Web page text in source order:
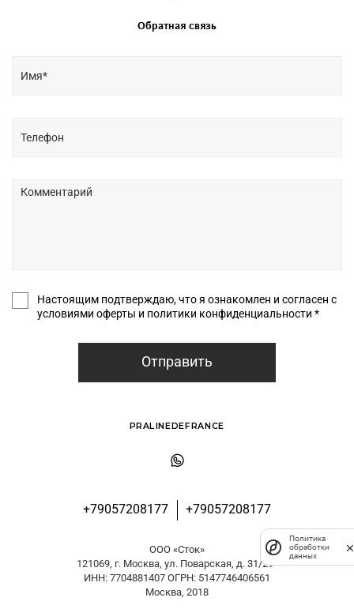
Обратная связь
Настоящим подтверждаю, что я ознакомлен и согласен с
условиями оферты и политики конфиденциальности *
Отправить
+79057208177 +79057208177
PRALINEDEFRANCE
ООО «Сток»
121069, г. Москва, ул. Поварская, д. 31/29
ИНН: 7704881407 ОГРН: 5147746406561
Москва, 2018
Политика
обработки
данных